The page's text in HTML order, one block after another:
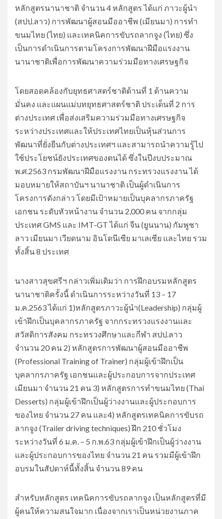
หลักสูตรนานาชาติ จำนวน 4 หลักสูตร ได้แก่ ภาวะผู้นำ
(สปป.ลาว) การพัฒนาผู้สอนมืออาชีพ (เมียนมา) การทำ
ขนมไทย (ไทย) และเทคนิคการขับรถลากจูง (ไทย) ซึ่ง
เป็นการดำเนินการตามโครงการพัฒนาฝีมือแรงงาน
นานาชาติเพื่อการพัฒนาความร่วมมือทางเศรษฐกิจ
โดยสอดคล้องกับยุทธศาสตร์ชาติด้านที่ 1 ด้านความ
มั่นคง และแผนแม่บทยุทธศาสตร์ชาติ ประเด็นที่ 2 การ
ต่างประเทศ เพื่อส่งเสริมความร่วมมือทางเศรษฐกิจ
ระหว่างประเทศและให้ประเทศไทยเป็นหุ้นส่วนการ
พัฒนาที่ยั่งยืนกับต่างประเทศฯ และสามารถนำความรู้ไป
ใช้ประโยชน์ยังประเทศของตนได้ ซึ่งในปีงบประมาณ
พ.ศ.2563 กรมพัฒนาฝีมือแรงงาน กระทรวงแรงงาน ได้
มอบหมายให้สถาบันฯ นานาชาติ เป็นผู้ดำเนินการ
โครงการดังกล่าว โดยมีเป้าหมายเป็นบุคลากรภาครัฐ
เอกชน ระดับหัวหน้างาน จำนวน 2,000 คน จากกลุ่ม
ประเทศ GMS และ IMT-GT ได้แก่ จีน (ยูนนาน) กัมพูชา
ลาว เมียนมา เวียดนาม อินโดนีเซีย มาเลเซีย และไทย รวม
ทั้งสิ้น 8 ประเทศ
นางสาวสุขศรีฯ กล่าวเพิ่มเติมว่า การฝึกอบรมหลักสูตร
นานาชาติครั้งนี้ ดำเนินการระหว่างวันที่ 13 – 17
ม.ค.2563 ได้แก่ 1)หลักสูตรภาวะผู้นำ(Leadership) กลุ่มผู้
เข้าฝึกเป็นบุคลากรภาครัฐ จากกระทรวงแรงงานและ
สวัสดิการสังคม กระทรวงศึกษาและกีฬา สปป.ลาว
จำนวน 20 คน 2) หลักสูตรการพัฒนาผู้สอนมืออาชีพ
(Professional Training of Trainer) กลุ่มผู้เข้าฝึกเป็น
บุคลากรภาครัฐ เอกชนและผู้ประกอบการจากประเทศ
เมียนมา จำนวน 21 คน 3) หลักสูตรการทำขนมไทย (Thai
Desserts) กลุ่มผู้เข้าฝึกเป็นผู้ว่างงานและผู้ประกอบการ
ของไทย จำนวน 27 คน และ4) หลักสูตรเทคนิคการขับรถ
ลากจูง (Trailer driving techniques) ฝึก 210 ชั่วโมง
ระหว่างวันที่ 6 ม.ค. – 5 ก.พ.63 กลุ่มผู้เข้าฝึกเป็นผู้ว่างงาน
และผู้ประกอบการของไทย จำนวน 21 คน รวมมีผู้เข้าฝึก
อบรมในสัปดาห์นี้ทั้งสิ้น จำนวน 89 คน
สำหรับหลักสูตร เทคนิคการขับรถลากจูง เป็นหลักสูตรที่มี
ผู้คนให้ความสนใจมาก เนื่องจากเราเป็นหน่วยงานภาค